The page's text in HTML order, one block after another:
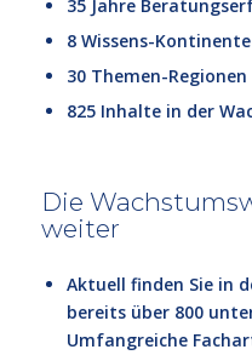
35 Jahre
8 Wissens-Kontinente
30 Themen-Regionen
825 Inhalte in der
Die
weiter
Aktuell finden Sie in
bereits über 800
Umfangreiche